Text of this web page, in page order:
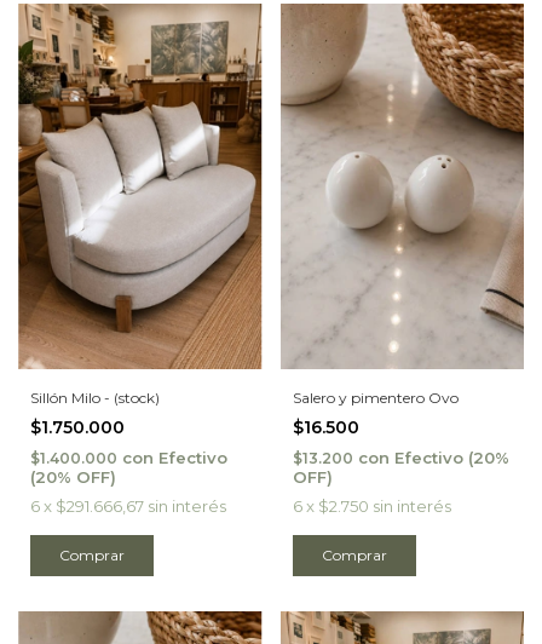
Sillón Milo - (stock)
$1.750.000
$1.400.000 con Efectivo
6x $291.666,67 sin interés
Comprar
Salero y pimentero Ovo
$16.500
$13.200 con Efectivo
6 x $2.750 sin interés